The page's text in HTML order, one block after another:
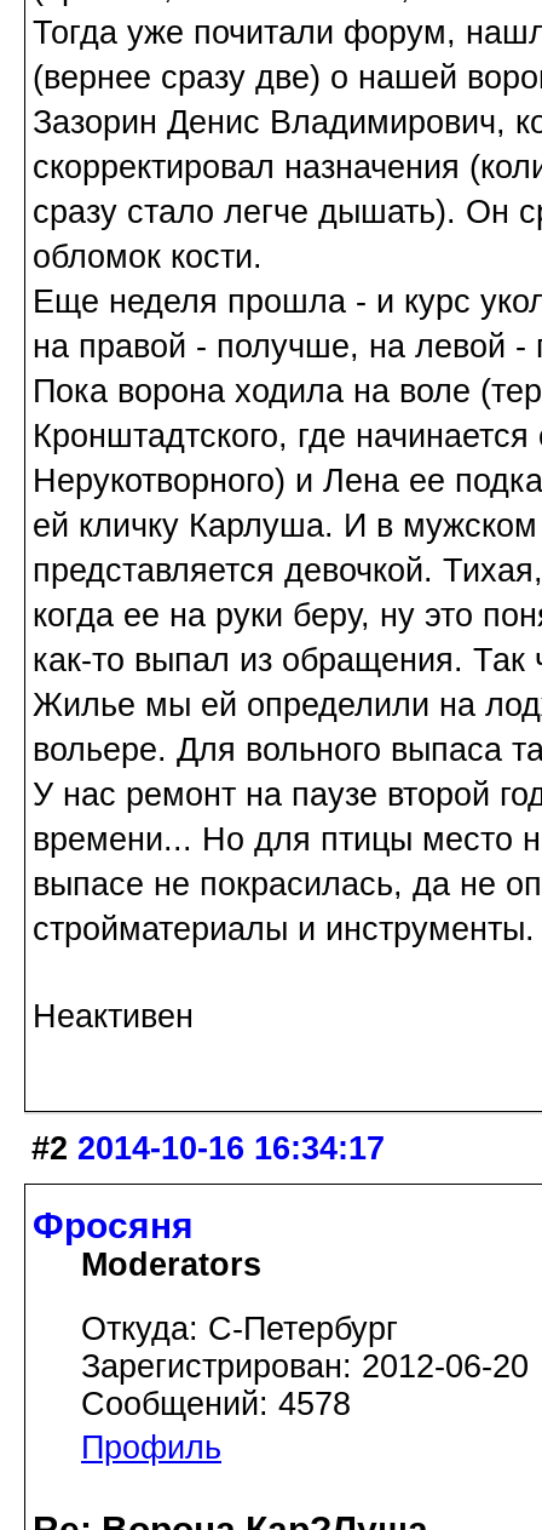
Тогда уже почитали форум,
(вернее сразу две) о нашей
Зазорин Денис Владимирович,
скорректировал назначения
сразу стало легче дышать). Он
обломок кости.
Еще неделя прошла - и курс
на правой - получше, на левой -
Пока ворона ходила на воле
Кронштадтского, где
Нерукотворного) и Лена ее
ей кличку Карлуша. И в
представляется девочкой.
когда ее на руки беру, ну это
как-то выпал из обращения. Так
Жилье мы ей определили на
вольере. Для вольного выпаса
У нас ремонт на паузе второй
времени... Но для птицы место
выпасе не покрасилась, да не
стройматериалы и
Неактивен
#2 2014-10-16 16:34:17
Фросяня
Moderators
Откуда: С-Петербург
Зарегистрирован: 2012-06-20
Сообщений: 4578
Профиль